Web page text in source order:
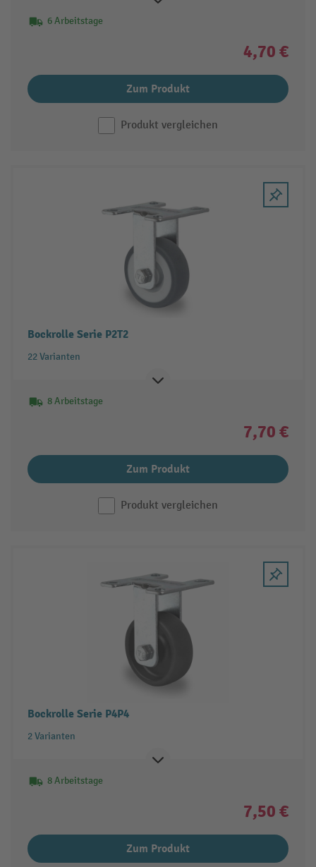
6 Arbeitstage
4,70 €
Zum Produkt
Produkt vergleichen
Bockrolle Serie P2T2
22 Varianten
8 Arbeitstage
7,70 €
Zum Produkt
Produkt vergleichen
Bockrolle Serie P4P4
2 Varianten
8 Arbeitstage
7,50 €
Zum Produkt